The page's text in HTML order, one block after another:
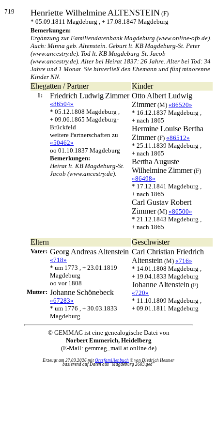
719 Henriette WilhelmineALTENSTEIN (F)
* 05.09.1811 Magdeburg , + 17.08.1847 Magdeburg
Bemerkungen:
Ergänzung zur Familiendatenbank Magdeburg (www.online-ofb.de).
Auch: Minna geb. Altenstein. Geburt lt. KB Magdeburg-St. Peter
(www.ancestry.de). Tod lt. KB Magdeburg-St. Jacob
(www.ancestry.de). Alter bei Heirat 1837: 26 Jahre. Alter bei Tod: 34
Jahre und 1 Monat. Sie hinterließ den Ehemann und fünf minorenne
Kinder NN.
Ehegatten / Partner Kinder
1: Friedrich Ludwig Zimmer
«86504»
* 05.12.1808 Magdeburg ,
+ 09.06.1865 Magdeburg-
Brückfeld
weitere Partnerschaften zu
«50462»
oo 01.10.1837 Magdeburg
Bemerkungen:
Heirat lt. KB Magdeburg-St.
Jacob (www.ancestry.de).
Otto Albert Ludwig
Zimmer(M) «86520»
* 16.12.1837 Magdeburg ,
+ nach 1865
Hermine Louise Bertha
Zimmer(F) «86512»
* 25.11.1839 Magdeburg ,
+ nach 1865
Bertha Auguste
Wilhelmine Zimmer(F)
«86498»
* 17.12.1841 Magdeburg ,
+ nach 1865
Carl Gustav Robert
Zimmer(M) «86500»
* 21.12.1843 Magdeburg ,
+ nach 1865
Eltern Geschwister
Vater: Georg Andreas Altenstein
«718»
* um 1773 , + 23.01.1819
Magdeburg
oo vor 1808
Carl Christian Friedrich
Altenstein (M) «716»
* 14.01.1808 Magdeburg ,
+ 19.04.1833 Magdeburg
Johanne Altenstein (F)
«720»
* 11.10.1809 Magdeburg ,
+ 09.01.1811 Magdeburg
Mutter: Johanne Schönebeck
«67283»
* um 1776 , + 30.03.1833
Magdeburg
© GEMMAG ist eine genealogische Datei von
Norbert Emmerich, Heidelberg
(E-Mail: gemmag_mail at online.de)
Erzeugt am 27.03.2026 mit Ortsfamilienbuch © von Diedrich Hesmer
basierend auf Daten aus "Magdeburg 2603.ged"